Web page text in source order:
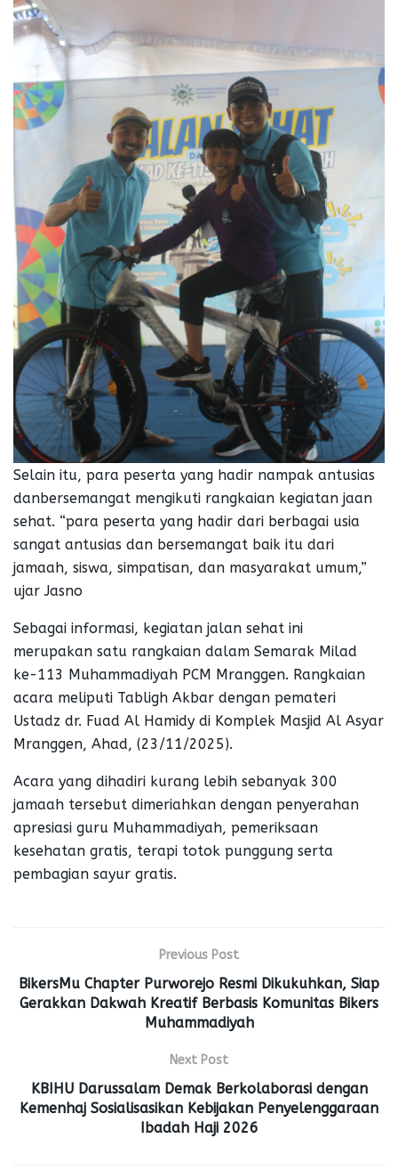
Selain itu, para peserta yang hadir nampak antusias
danbersemangat mengikuti rangkaian kegiatan jaan
sehat. “para peserta yang hadir dari berbagai usia
sangat antusias dan bersemangat baik itu dari
jamaah, siswa, simpatisan, dan masyarakat umum,”
ujar Jasno
Sebagai informasi, kegiatan jalan sehat ini
merupakan satu rangkaian dalam Semarak Milad
ke-113 Muhammadiyah PCM Mranggen. Rangkaian
acara meliputi Tabligh Akbar dengan pemateri
Ustadz dr. Fuad Al Hamidy di Komplek Masjid Al Asyar
Mranggen, Ahad, (23/11/2025).
Acara yang dihadiri kurang lebih sebanyak 300
jamaah tersebut dimeriahkan dengan penyerahan
apresiasi guru Muhammadiyah, pemeriksaan
kesehatan gratis, terapi totok punggung serta
pembagian sayur gratis.
Previous Post
BikersMu Chapter Purworejo Resmi Dikukuhkan, Siap
Gerakkan Dakwah Kreatif Berbasis Komunitas Bikers
Muhammadiyah
Next Post
KBIHU Darussalam Demak Berkolaborasi dengan
Kemenhaj Sosialisasikan Kebijakan Penyelenggaraan
Ibadah Haji 2026